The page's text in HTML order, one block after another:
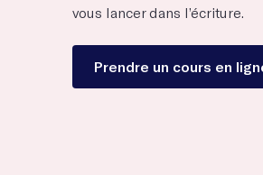
vous lancer dans l’écriture.
Prendre un cours en